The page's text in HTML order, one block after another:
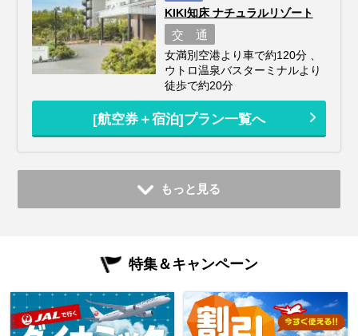
KIKI知床 ナチュラルリゾート
交 通
女満別空港より車で約120分 、
ウトロ温泉バスターミナルより
徒歩で約20分
[航空券＋宿泊]プラン一覧へ
もっと見る
特集＆キャンペーン